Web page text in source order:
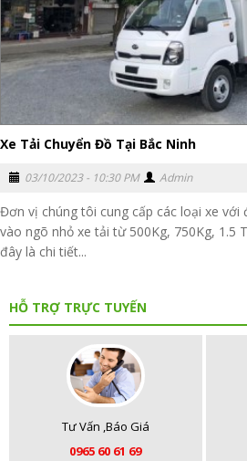
Xe Tải Chuyển Đồ Tại Bắc Ninh
03/10/2023 - 10:30 PM Admin
Đơn vị chúng tôi cung cấp các loại xe với
vào ngõ nhỏ xe tải từ 500Kg, 750Kg, 1.5
đây là chi tiết...
HỖ TRỢ TRỰC TUYẾN
Tư Vấn ,Báo Giá
0965 60 61 69